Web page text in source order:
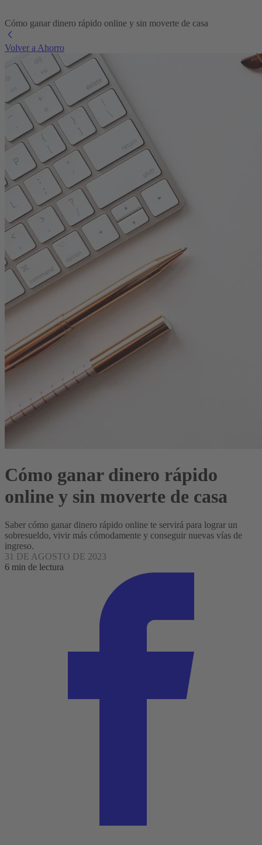
Cómo ganar dinero rápido online y sin moverte de casa
Volver a Ahorro
Cómo ganar dinero rápido
online y sin moverte de casa
Saber cómo ganar dinero rápido online te servirá para lograr un
sobresueldo, vivir más cómodamente y conseguir nuevas vías de
ingreso.
31 DE AGOSTO DE 2023
6 min de lectura